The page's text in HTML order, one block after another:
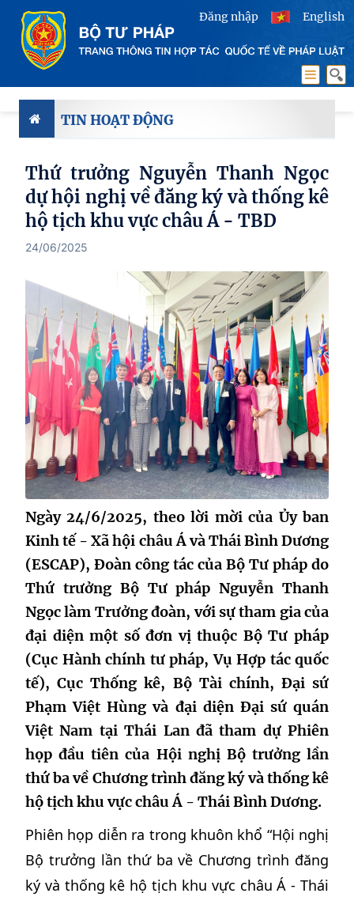
Đăng nhập English
TIN HOẠT ĐỘNG
Thứ trưởng Nguyễn Thanh Ngọc
dự hội nghị về đăng ký và thống kê
hộ tịch khu vực châu Á - TBD
24/06/2025
Ngày 24/6/2025, theo lời mời của Ủy ban
Kinh tế - Xã hội châu Á và Thái Bình Dương
(ESCAP), Đoàn công tác của Bộ Tư pháp do
Thứ trưởng Bộ Tư pháp Nguyễn Thanh
Ngọc làm Trưởng đoàn, với sự tham gia của
đại diện một số đơn vị thuộc Bộ Tư pháp
(Cục Hành chính tư pháp, Vụ Hợp tác quốc
tế), Cục Thống kê, Bộ Tài chính, Đại sứ
Phạm Việt Hùng và đại diện Đại sứ quán
Việt Nam tại Thái Lan đã tham dự Phiên
họp đầu tiên của Hội nghị Bộ trưởng lần
thứ ba về Chương trình đăng ký và thống kê
hộ tịch khu vực châu Á - Thái Bình Dương.
Phiên họp diễn ra trong khuôn khổ “Hội nghị
Bộ trưởng lần thứ ba về Chương trình đăng
ký và thống kê hộ tịch khu vực châu Á - Thái